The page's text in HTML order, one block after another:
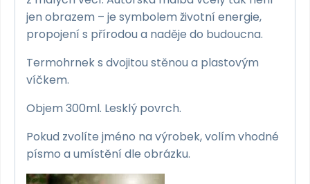
jen obrazem – je symbolem životní energie,
propojení s přírodou a naděje do budoucna.
Termohrnek s dvojitou stěnou a plastovým
víčkem.
Objem 300ml. Lesklý povrch.
Pokud zvolíte jméno na výrobek, volím vhodné
písmo a umístění dle obrázku.